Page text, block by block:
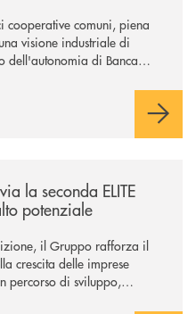
cooperative comuni, piena
visione industriale di
dell'autonomia di Banca
dell’operazione.
la seconda ELITE
potenziale
il Gruppo rafforza il
crescita delle imprese
percorso di sviluppo,